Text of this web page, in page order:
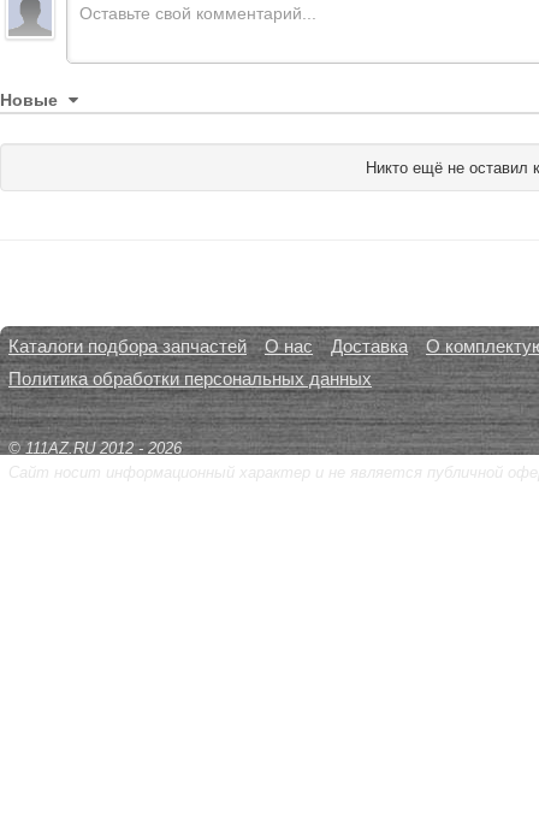
Новые
Никто ещё не оставил
Каталоги подбора запчастей О нас Доставка
О
Политика обработки персональных данных
© 111AZ.RU 2012 - 2026
Сайт носит информационный характер и не является публичной